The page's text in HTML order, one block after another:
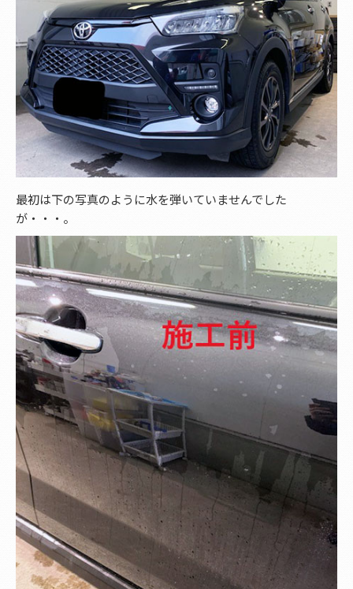
最初は下の写真のように水を弾いていませんでした
が・・・。